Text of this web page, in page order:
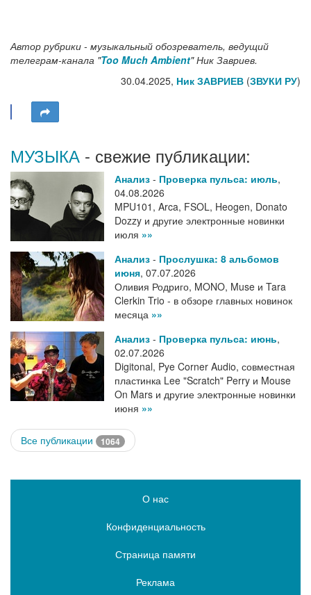
Автор рубрики - музыкальный обозреватель, ведущий
телеграм-канала "Too Much Ambient" Ник Завриев.
30.04.2025, Ник ЗАВРИЕВ (ЗВУКИ РУ)
МУЗЫКА - свежие публикации:
Анализ - Проверка пульса: июль,
04.08.2026
MPU101, Arca, FSOL, Heogen, Donato
Dozzy и другие электронные новинки
июля »»
Анализ - Прослушка: 8 альбомов
июня, 07.07.2026
Оливия Родриго, MONO, Muse и Tara
Clerkin Trio - в обзоре главных новинок
месяца »»
Анализ - Проверка пульса: июнь,
02.07.2026
Digitonal, Pye Corner Audio, совместная
пластинка Lee "Scratch" Perry и Mouse
On Mars и другие электронные новинки
июня »»
Все публикации 1064
О нас
Конфиденциальность
Страница памяти
Реклама